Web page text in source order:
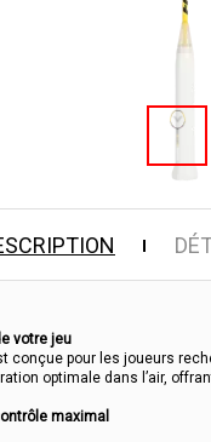
votre jeu
conçue pour les joueurs
optimale dans l’air,
maximal